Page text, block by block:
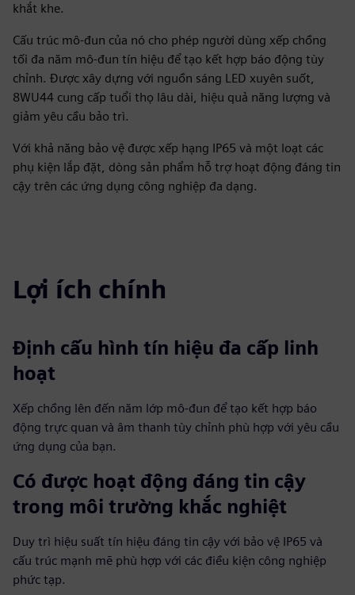
khắt khe.
Cấu trúc mô-đun của nó cho phép người dùng xếp chồng
tối đa năm mô-đun tín hiệu để tạo kết hợp báo động tùy
chỉnh. Được xây dựng với nguồn sáng LED xuyên suốt,
8WU44 cung cấp tuổi thọ lâu dài, hiệu quả năng lượng và
giảm yêu cầu bảo trì.
Với khả năng bảo vệ được xếp hạng IP65 và một loạt các
phụ kiện lắp đặt, dòng sản phẩm hỗ trợ hoạt động đáng tin
cậy trên các ứng dụng công nghiệp đa dạng.
Lợi ích chính
Định cấu hình tín hiệu đa cấp linh
hoạt
Xếp chồng lên đến năm lớp mô-đun để tạo kết hợp báo
động trực quan và âm thanh tùy chỉnh phù hợp với yêu cầu
ứng dụng của bạn.
Có được hoạt động đáng tin cậy
trong môi trường khắc nghiệt
Duy trì hiệu suất tín hiệu đáng tin cậy với bảo vệ IP65 và
cấu trúc mạnh mẽ phù hợp với các điều kiện công nghiệp
phức tạp.